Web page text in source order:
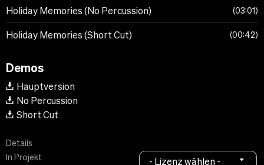
Holiday Memories (No Percussion) 03:01
Holiday Memories (Short Cut) 00:42
Demos
Hauptversion
No Percussion
Short Cut
Details
In Projekt
- Lizenz wählen -